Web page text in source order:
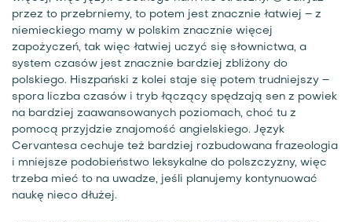
przez to przebrniemy, to potem jest znacznie łatwiej – z
niemieckiego mamy w polskim znacznie więcej
zapożyczeń, tak więc łatwiej uczyć się słownictwa, a
system czasów jest znacznie bardziej zbliżony do
polskiego. Hiszpański z kolei staje się potem trudniejszy –
spora liczba czasów i tryb łączący spędzają sen z powiek
na bardziej zaawansowanych poziomach, choć tu z
pomocą przyjdzie znajomość angielskiego. Język
Cervantesa cechuje też bardziej rozbudowana frazeologia
i mniejsze podobieństwo leksykalne do polszczyzny, więc
trzeba mieć to na uwadze, jeśli planujemy kontynuować
naukę nieco dłużej.